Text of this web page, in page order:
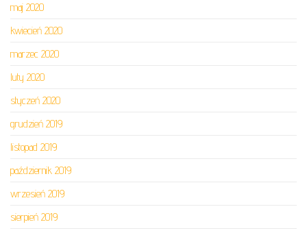
maj 2020
kwiecień 2020
marzec 2020
luty 2020
styczeń 2020
grudzień 2019
listopad 2019
październik 2019
wrzesień 2019
sierpień 2019